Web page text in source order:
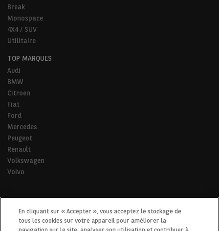
Break
Monospace
4X4 / SUV
Utilitaire
TOP MARQUES
Audi
BMW
Citroen
Fiat
Ford
Mercedes
Peugeot
Renault
Volkswagen
Volvo
* Pour tous les trajets de la vie.
En cliquant sur « Accepter », vous acceptez le stockage de
tous les cookies sur votre appareil pour améliorer la